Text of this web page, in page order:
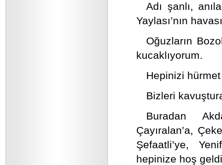
Adı şanlı,
Yaylası’nın
Oğuzların
kucaklıyorum.
Hepinizi
Bizleri
Buradan
Çayıralan’a,
Şefaatli’ye,
hepinize hoş